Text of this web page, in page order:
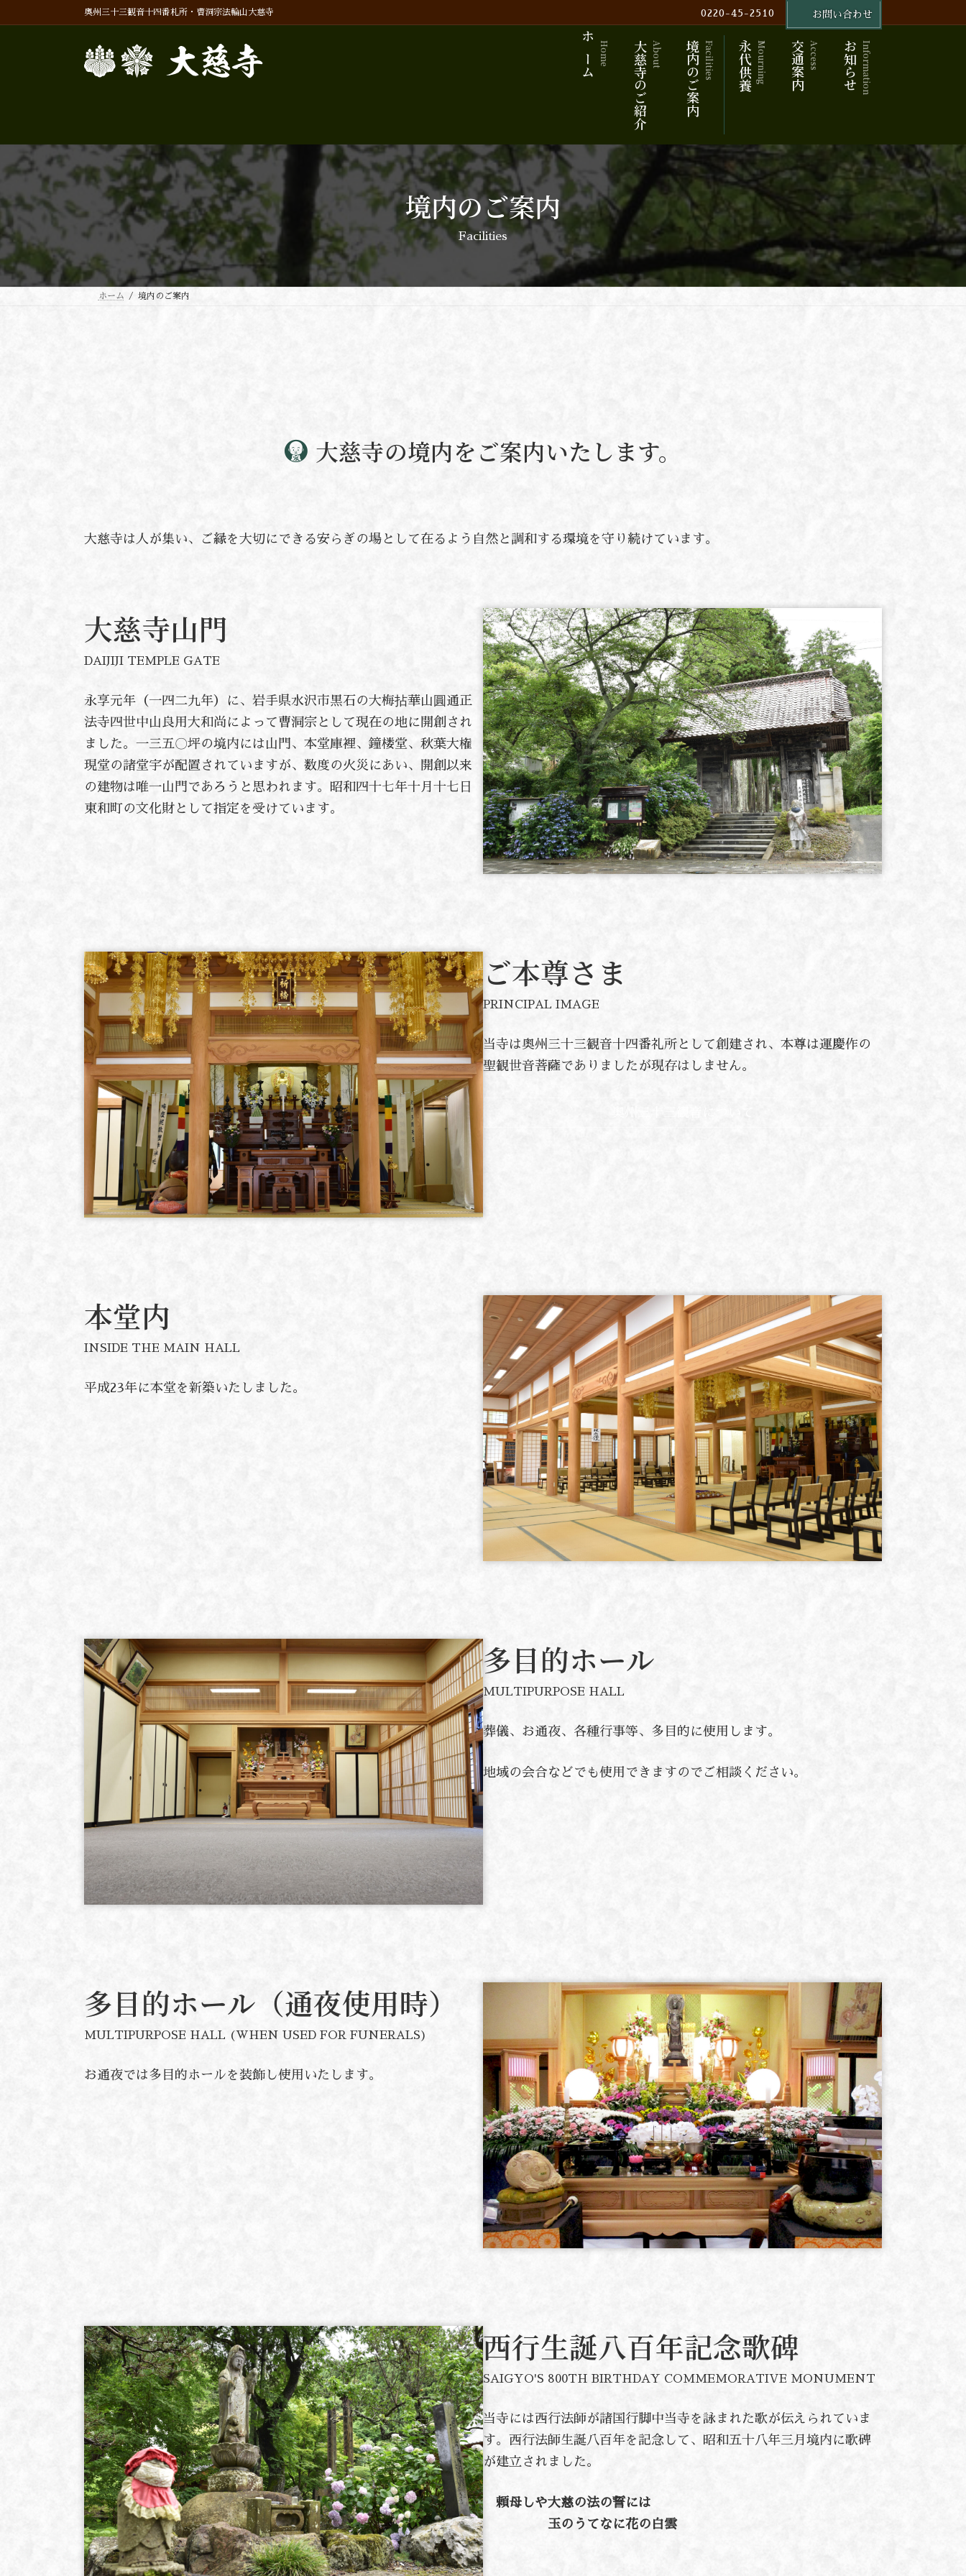
奥州三十三観音十四番札所・曹洞宗法輪山大慈寺 0220-45-2510 お問い合わせ
ホーム Home 大慈寺のご紹介 About 境内のご案内Facilities 永代供養Mourning 交通案内 Access お知らせInformation
境内のご案内
Facilities
ホーム 境内のご案内
大慈寺の境内をご案内いたします。
大慈寺は人が集い、ご縁を大切にできる安らぎの場として在るよう自然と調和する環境を守り続けています。
大慈寺山門
DAIJIJI TEMPLE GATE
永享元年（一四二九年）に、岩手県水沢市黒石の大梅拈華山圓通正
法寺四世中山良用大和尚によって曹洞宗として現在の地に開創され
ました。一三五〇坪の境内には山門、本堂庫裡、鐘楼堂、秋葉大権
現堂の諸堂宇が配置されていますが、数度の火災にあい、開創以来
の建物は唯一山門であろうと思われます。昭和四十七年十月十七日
東和町の文化財として指定を受けています。
ご本尊さま
PRINCIPAL IMAGE
当寺は奥州三十三観音十四番礼所として創建され、本尊は運慶作の
聖観世音菩薩でありましたが現存はしません。
本堂内
INSIDE THE MAIN HALL
平成23年に本堂を新築いたしました。
多目的ホール
MULTIPURPOSE HALL
葬儀、お通夜、各種行事等、多目的に使用します。
地域の会合などでも使用できますのでご相談ください。
多目的ホール（通夜使用時）
MULTIPURPOSE HALL (WHEN USED FOR FUNERALS)
お通夜では多目的ホールを装飾し使用いたします。
西行生誕八百年記念歌碑
SAIGYO'S 800TH BIRTHDAY COMMEMORATIVE MONUMENT
当寺には西行法師が諸国行脚中当寺を詠まれた歌が伝えられていま
す。西行法師生誕八百年を記念して、昭和五十八年三月境内に歌碑
が建立されました。
頼母しや大慈の法の誓には
玉のうてなに花の白雲